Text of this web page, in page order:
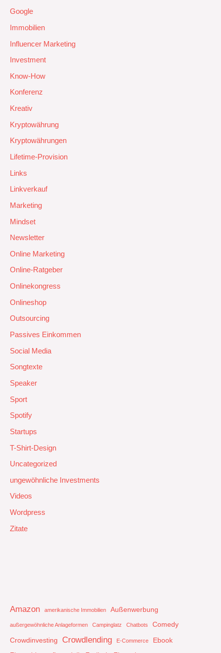
Google
Immobilien
Influencer Marketing
Investment
Know-How
Konferenz
Kreativ
Kryptowährung
Kryptowährungen
Lifetime-Provision
Links
Linkverkauf
Marketing
Mindset
Newsletter
Online Marketing
Online-Ratgeber
Onlinekongress
Onlineshop
Outsourcing
Passives Einkommen
Social Media
Songtexte
Speaker
Sport
Spotify
Startups
T-Shirt-Design
Uncategorized
ungewöhnliche Investments
Videos
Wordpress
Zitate
Amazon amerikanische Immobilien Außenwerbung
außergewöhnliche Anlageformen Campinglatz Chatbots
Comedy
Crowdinvesting
Crowdlending E-Commerce
Ebook